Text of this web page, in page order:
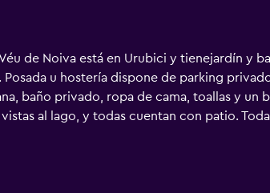
Véu de Noiva está en Urubici y tienejardín y
u hostería dispone de parking
baño privado, ropa de cama, toallas y un
al lago, y todas cuentan con patio.
La clientela puede practicar